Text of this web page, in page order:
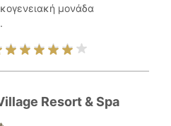
μονάδα
Resort & Spa